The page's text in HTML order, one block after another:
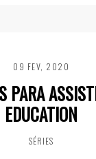
09 FEV, 2020
PARA
EDUCATION
SÉRIES